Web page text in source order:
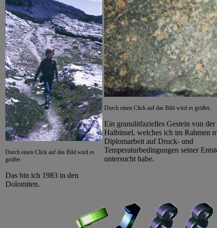
Durch einen Click auf das Bild wird es
größer.
Das bin ich 1983 in den
Dolomiten.
Durch einen Click auf das Bild wird es größer.
Ein granulitfazielles Gestein von
Halbinsel, welches ich im Rahmen
Diplomarbeit auf Druck- und
Temperaturbedingungen seiner
untersucht habe.